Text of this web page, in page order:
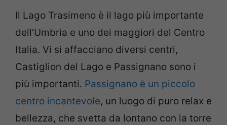
Il Lago Trasimeno è il lago più importante
dell’Umbria e uno dei maggiori del Centro
Italia. Vi si affacciano diversi centri,
Castiglion del Lago e Passignano sono i
più importanti. Passignano è un piccolo
centro incantevole, un luogo di puro relax e
bellezza, che svetta da lontano con la torre